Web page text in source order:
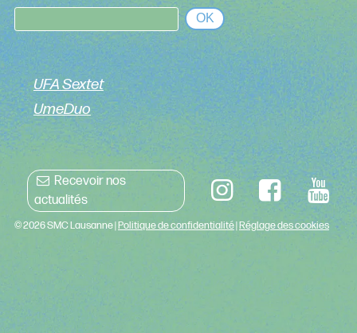
OK
UFA Sextet
UmeDuo
Recevoir nos
actualités
© 2026 SMC Lausanne |Politique de confidentialité|Réglage des cookies